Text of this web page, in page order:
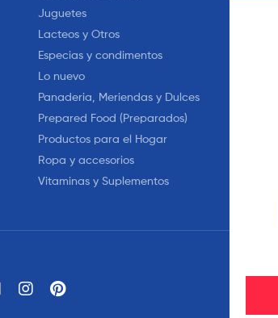
Juguetes
Lacteos y Otros
Especias y condimentos
Lo nuevo
Panaderia, Meriendas y Dulces
Prepared Food (Preparados)
Productos para el Hogar
Ropa y accesorios
Vitaminas y Suplementos